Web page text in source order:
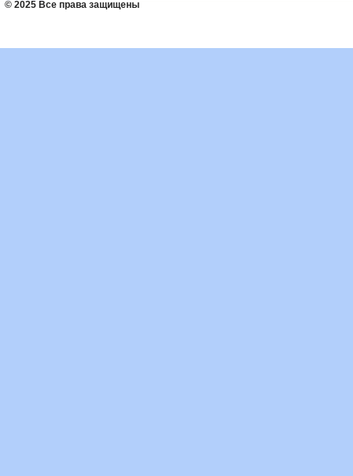
© 2025 Все права защищены